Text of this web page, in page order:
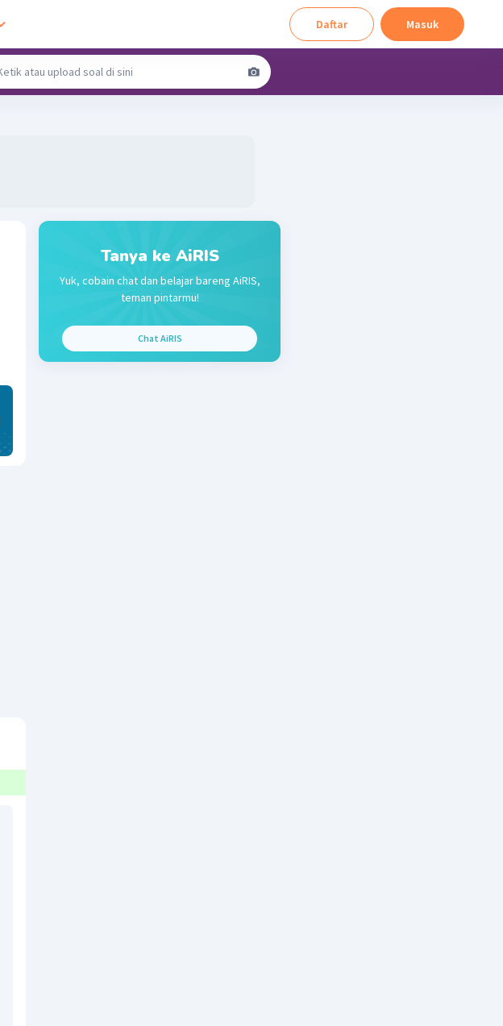
Daftar Masuk
Tanya ke AiRIS
Yuk, cobain chat dan belajar bareng AiRIS,
teman pintarmu!
Chat AiRIS